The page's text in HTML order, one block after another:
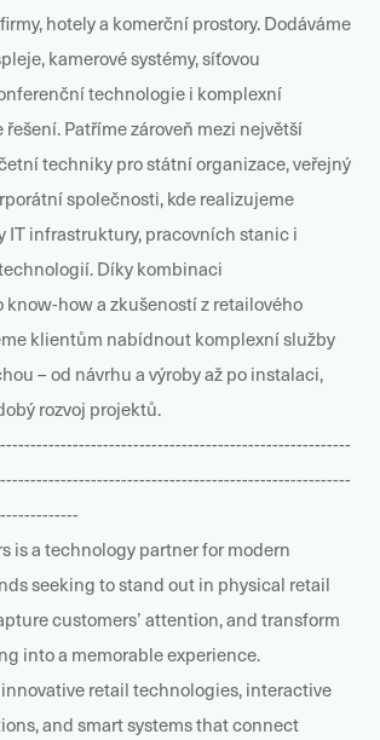
hotely a komerční prostory. Dodáváme
kamerové systémy, síťovou
technologie i komplexní
Patříme zároveň mezi největší
techniky pro státní organizace, veřejný
společnosti, kde realizujeme
IT infrastruktury, pracovních stanic i
Díky kombinaci
how a zkušeností z retailového
klientům nabídnout komplexní služby
– od návrhu a výroby až po instalaci,
rozvoj projektů.
is a technology partner for modern
seeking to stand out in physical retail
customers’ attention, and transform
into a memorable experience.
retail technologies, interactive
and smart systems that connect